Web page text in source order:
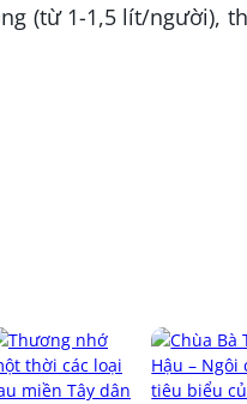
(từ 1-1,5 lít/người),